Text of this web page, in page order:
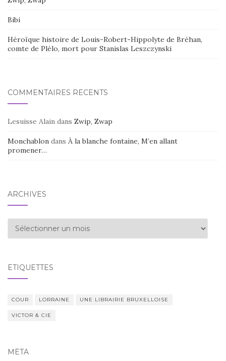
Bibi
Héroïque histoire de Louis-Robert-Hippolyte de Bréhan,
comte de Plélo, mort pour Stanislas Leszczynski
COMMENTAIRES RÉCENTS
Lesuisse Alain dans Zwip, Zwap
Monchablon dans À la blanche fontaine, M’en allant
promener…
ARCHIVES
Archives
ÉTIQUETTES
COUR LORRAINE UNE LIBRAIRIE BRUXELLOISE
VICTOR & CIE
MÉTA